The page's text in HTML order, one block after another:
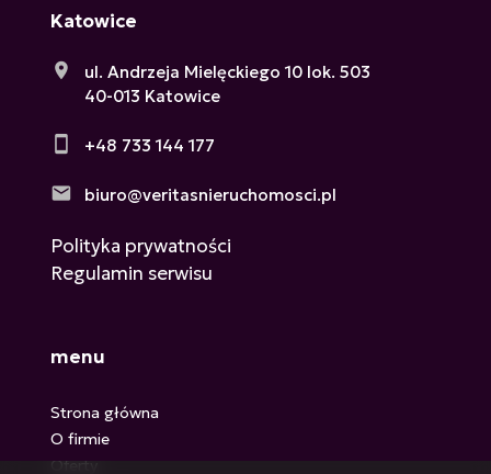
Katowice
ul. Andrzeja Mielęckiego 10 lok. 503
40-013 Katowice
+48 733 144 177
biuro@veritasnieruchomosci.pl
Polityka prywatności
Regulamin serwisu
menu
Strona główna
O firmie
Oferty